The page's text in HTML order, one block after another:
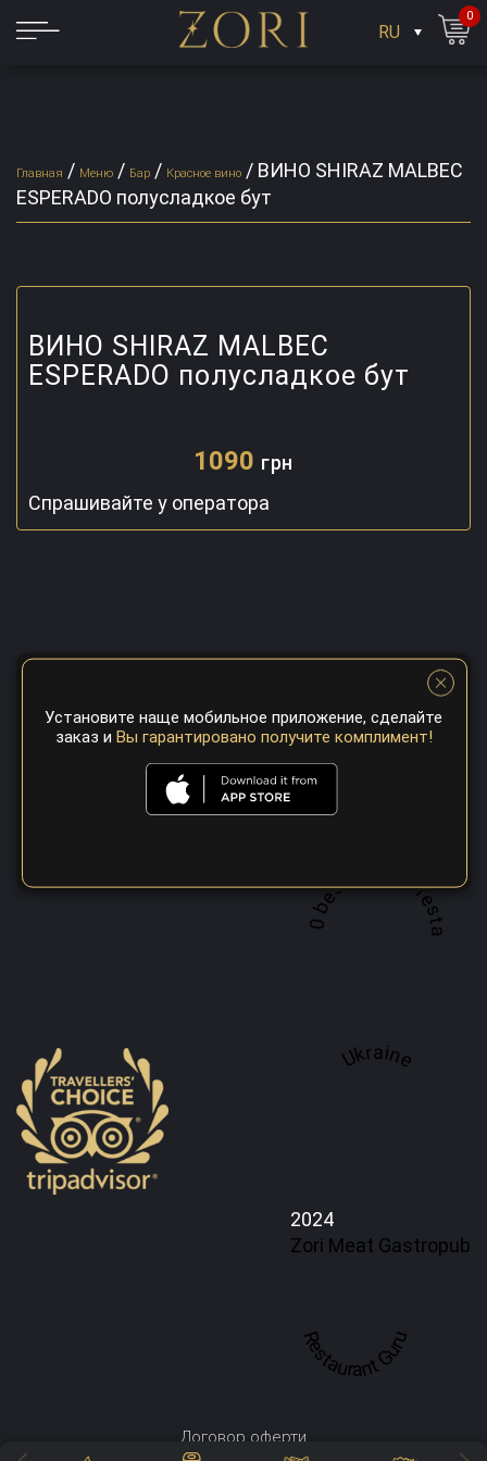
RU
0
Главная / Меню / Бар / Красное вино / ВИНО SHIRAZ MALBEC
ESPERADO полусладкое бут
ВИНО SHIRAZ MALBEC
ESPERADO полусладкое бут
1090 грн
Спрашивайте у оператора
A top 100 best steaks restaurant in
Ukraine
2024
Zori Meat Gastropub
Restaurant Guru
Договор оферти
Установите наще мобильное приложение, сделайте
заказ и Вы гарантировано получите комплимент!